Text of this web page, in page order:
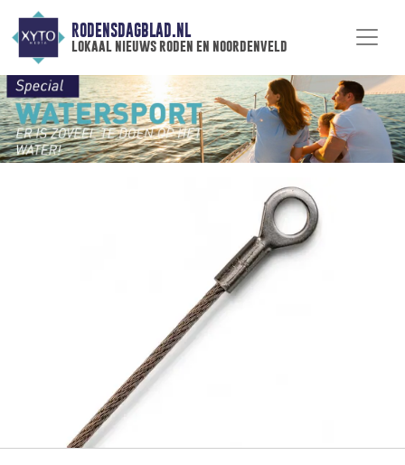
RODENSDAGBLAD.NL
lokaal nieuws roden en noordenveld